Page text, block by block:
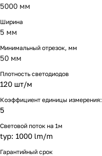
5000 мм
Ширина
5 мм
Минимальный отрезок, мм
50 мм
Плотность светодиодов
120 шт/м
Коэффициент единицы измерения:
5
Световой поток на 1м
typ: 1000 lm/m
Гарантийный срок